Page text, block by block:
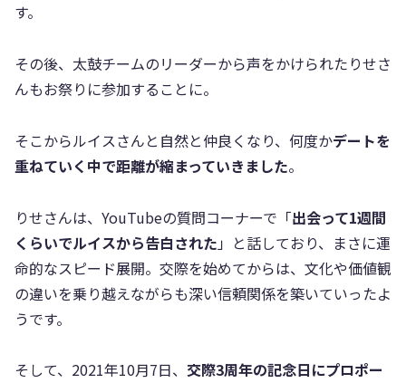
す。
その後、太鼓チームのリーダーから声をかけられたりせさ
んもお祭りに参加することに。
そこからルイスさんと自然と仲良くなり、何度かデートを
重ねていく中で距離が縮まっていきました。
りせさんは、YouTubeの質問コーナーで「出会って1週間
くらいでルイスから告白された 」と話しており、まさに運
命的なスピード展開。交際を始めてからは、文化や価値観
の違いを乗り越えながらも深い信頼関係を築いていったよ
うです。
そして、2021年10月7日、 交際3周年の記念日にプロポー